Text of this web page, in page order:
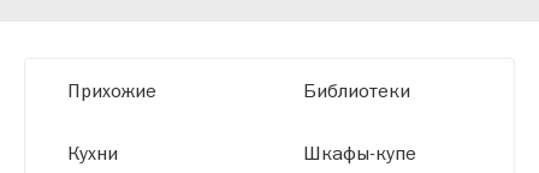
размерам.
Прихожие
Кухни
Библиотеки
Шкафы-купе